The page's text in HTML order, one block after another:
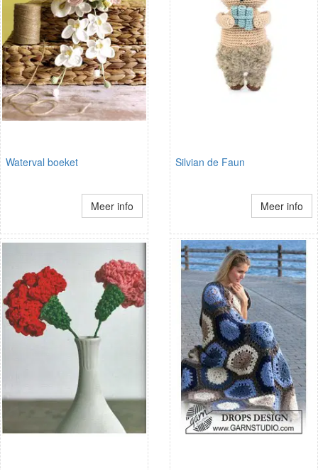
Waterval boeket
Meer info
Silvian de Faun
Meer info